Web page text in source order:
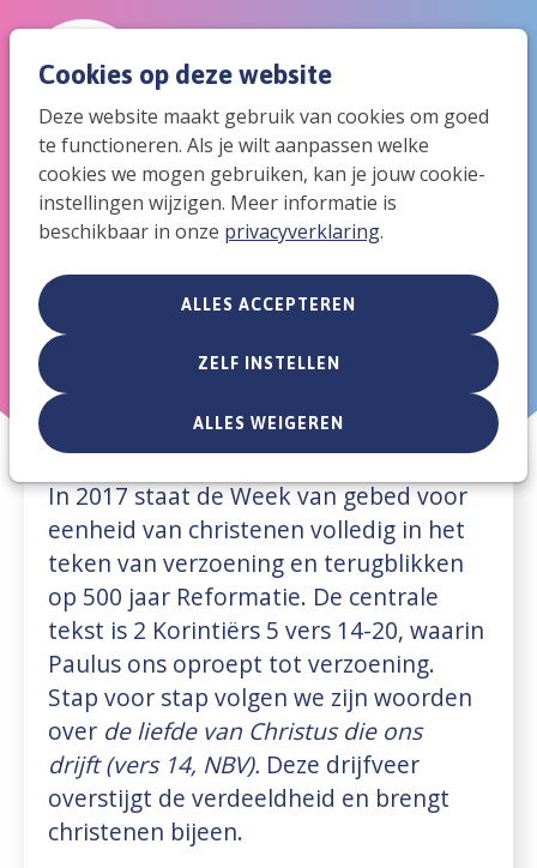
Cookies op deze website
Deze website maakt gebruik van cookies om goed
te functioneren. Als je wilt aanpassen welke
cookies we mogen gebruiken, kan je jouw cookie-
instellingen wijzigen. Meer informatie is
beschikbaar in onze privacyverklaring.
ALLES ACCEPTEREN
ZELF INSTELLEN
ALLES WEIGEREN
naar
de
2017: Jouw hand, mijn glimlach
In 2017 staat de Week van gebed voor
eenheid van christenen volledig in het
teken van verzoening en terugblikken
op 500 jaar Reformatie. De centrale
tekst is 2 Korintiërs 5 vers 14-20, waarin
Paulus ons oproept tot verzoening.
Stap voor stap volgen we zijn woorden
over de liefde van Christus die ons
drijft (vers 14, NBV). Deze drijfveer
overstijgt de verdeeldheid en brengt
christenen bijeen.